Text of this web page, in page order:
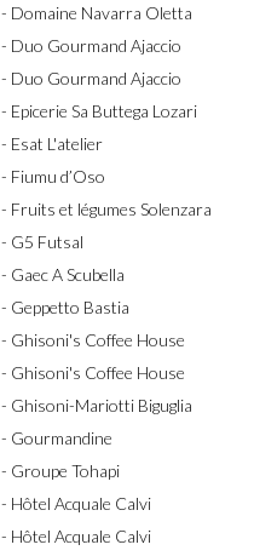
- Domaine Navarra Oletta
- Duo Gourmand Ajaccio
- Duo Gourmand Ajaccio
- Epicerie Sa Buttega Lozari
- Esat L'atelier
- Fiumu d’Oso
- Fruits et légumes Solenzara
- G5 Futsal
- Gaec A Scubella
- Geppetto Bastia
- Ghisoni's Coffee House
- Ghisoni's Coffee House
- Ghisoni-Mariotti Biguglia
- Gourmandine
- Groupe Tohapi
- Hôtel Acquale Calvi
- Hôtel Acquale Calvi